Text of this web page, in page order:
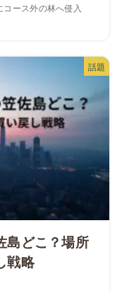
ース外の林へ侵入
話題
島どこ？場所
戦略